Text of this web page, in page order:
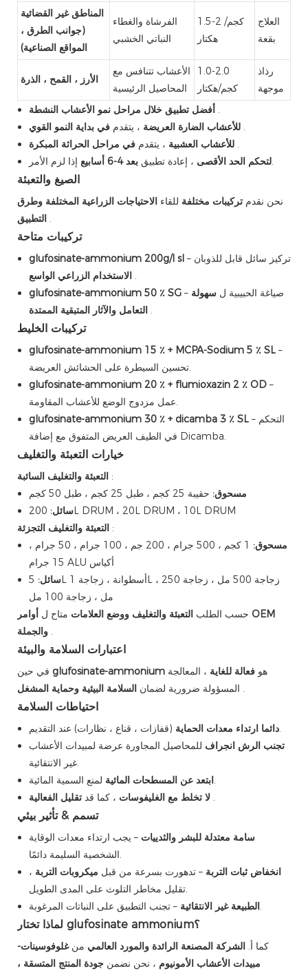
المناطق غير القضائية
(جوانب الطرق ،
المواقع الصناعية)
الفرشاة والغطاء
النباتي الخشبي
1.5-2 كجم/
هكتار
العلاج
بقعة
الأرز ، القمح ، الذرة
الأعشاب تتنافس مع
المحاصيل الرئيسية
1.0-2.0
كجم/هكتار
رذاذ
موجهة
أفضل تطبيق خلال مراحل نمو الأعشاب النشطة .
للأعشاب الضارة العريضة ، يتقدم في بداية النمو القوي .
للأعشاب العشبية ، يتقدم في مراحل الحراثة المبكرة .
لتحكم الحد الأقصى ، إعادة تطبيقبعد 4-6 أسابيع إذا لزم الأمر.
الصيغ والتعبئة
نحن نقدم تركيبات مختلفة للقاء الاحتياجات الزراعية المختلفة وطرق
.
تركيبات متاحة
glufosinate-ammonium 200g/l sl
– تركيز سائل قابل للذوبان
.
glufosinate-ammonium 50 ٪ SG
– صياغة الحبيبية لسهولة
.
تركيبات الخليط
glufosinate-ammonium 15 ٪ + MCPA-Sodium 5 ٪ SL –
تحسين السيطرة على الحشائش العريضة.
glufosinate-ammonium 20 ٪ + flumioxazin 2 ٪ OD –
عمل مزدوج الوضع للأعشاب المقاومة.
glufosinate-ammonium 30 ٪ + dicamba 3 ٪ SL – التحكم
في الطيف العريض المتفوق مع إضافة Dicamba.
خيارات التعبئة والتغليف
:
مسحوق: حقيبة 25 كجم ، طبل 25 كجم ، طبل 50 كجم
سائل:200L DRUM ، 20L DRUM ، 10L DRUM
:
مسحوق:
1 كجم ، 500 جرام ، 200 جم ، 100 جرام ، 50 جرام ،
15 جرام ALU أكياس
سائل: 5L أسطوانة ، زجاجة 1L ، زجاجة 500 مل ، زجاجة 250
مل ، زجاجة 100 مل
حسب الطلب التعبئة والتغليف ووضع العلامات متاح ل أوامر OEM
.
اعتبارات السلامة والبيئة
glufosinate-ammonium هو فعالة للغاية ، المعالجة
المسؤولة ضرورية لضمان .
احتياطات السلامة
دائما ارتداء معدات الحماية(قفازات ، قناع ، نظارات) عند التقديم.
تجنب الرش انجراف للمحاصيل المجاورة عرضة لمبيدات الأعشاب
غير الانتقائية.
ابتعد عن المسطحات المائيةلمنع السمية المائية.
لا تخلط مع الغليفوسات ، كما قد تقليل الفعالية .
تسمم & تأثير بيئي
سامة معتدلة للبشر والثدييات– يجب ارتداء معدات الوقاية
الشخصية السليمة دائمًا.
انخفاض ثبات التربة– تدهورت بسرعة من قبل ميكروبات التربة ،
تقليل مخاطر التلوث على المدى الطويل.
الطبيعة غير الانتقائية– تجنب التطبيق على النباتات المرغوبة.
لماذا تختار glufosinate ammonium؟
كما أ. الشركة المصنعة الرائدة والمورد العالمي منغلوفوسينات-
مبيدات الأعشاب الأمونيوم ، نحن نضمن جودة المنتج المتسقة ،